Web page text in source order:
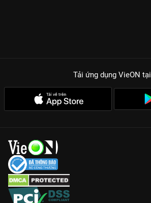
Tải ứng dụng VieON tại